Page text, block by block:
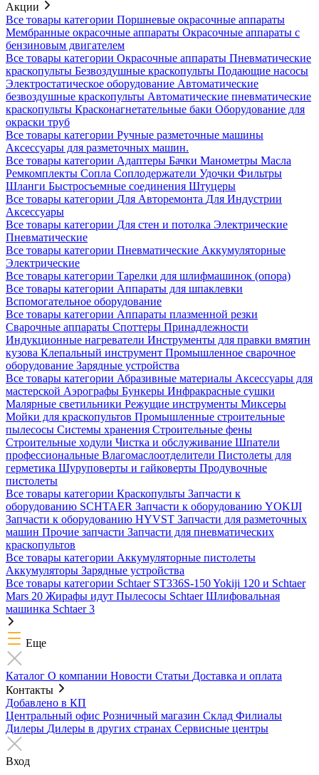
Акции
Все товары категории Поршневые окрасочные аппараты
Мембранные окрасочные аппараты Окрасочные аппараты с
бензиновым двигателем
Все товары категории Окрасочные аппараты Пневматические
краскопульты Безвоздушные краскопульты Подающие насосы
Электростатическое оборудование Автоматические
безвоздушные краскопульты Автоматические пневматические
краскопульты Красконагнетательные баки Оборудование для
окраски труб
Все товары категории Ручные разметочные машины
Аксессуары для разметочных машин.
Все товары категории Адаптеры Бачки Манометры Масла
Ремкомплекты Сопла Соплодержатели Удочки Фильтры
Шланги Быстросъемные соединения Штуцеры
Все товары категории Для Авторемонта Для Индустрии
Аксессуары
Все товары категории Для стен и потолка Электрические
Пневматические
Все товары категории Пневматические Аккумуляторные
Электрические
Все товары категории Тарелки для шлифмашинок (опора)
Все товары категории Аппараты для шпаклевки
Вспомогательное оборудование
Все товары категории Аппараты плазменной резки
Сварочные аппараты Споттеры Принадлежности
Индукционные нагреватели Инструменты для правки вмятин
кузова Клепальный инструмент Промышленное сварочное
оборудование Зарядные устройства
Все товары категории Абразивные материалы Аксессуары для
мастерской Аэрографы Бункеры Инфракрасные сушки
Малярные светильники Режущие инструменты Миксеры
Мойки для краскопультов Промышленные строительные
пылесосы Системы хранения Строительные фены
Строительные ходули Чистка и обслуживание Шпатели
профессиональные Влагомаслоотделители Пистолеты для
герметика Шуруповерты и гайковерты Продувочные
пистолеты
Все товары категории Краскопульты Запчасти к
оборудованию SCHTAER Запчасти к оборудованию YOKIJI
Запчасти к оборудованию HYVST Запчасти для разметочных
машин Прочие запчасти Запчасти для пневматических
краскопультов
Все товары категории Аккумуляторные пистолеты
Аккумуляторы Зарядные устройства
Все товары категории Schtaer ST336S-150Yokiji 120 и Schtaer
Mars 20 Жирафы идут Пылесосы SchtaerШлифовальная
машинка Schtaer 3
Еще
Каталог О компании Новости Статьи Доставка и оплата
Контакты
Добавлено в КП
Центральный офис Розничный магазин Склад Филиалы
Дилеры Дилеры в других странах Сервисные центры
Вход